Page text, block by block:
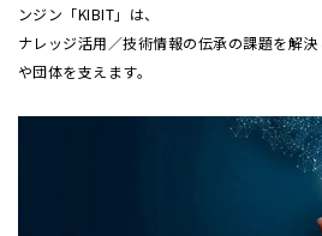
ンジン「KIBIT」は、
ナレッジ活用／技術情報の伝承の課題を解
や団体を支えます。